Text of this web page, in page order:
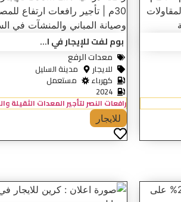
بوم لفت للإيجار في ا...
معدات الرفع
للايجار مدينة السليل
كهرباء مستعمل
2024
رافعات النصر لتأجير المعدات الثقيلة
للايجار